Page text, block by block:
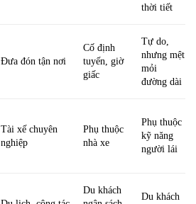
thời tiết
Đưa đón tận nơi
Cố định
tuyến, giờ
giấc
Tự do,
nhưng mệt
mỏi
đường dài
Tài xế chuyên
nghiệp
Phụ thuộc
nhà xe
Phụ thuộc
kỹ năng
người lái
Du khách
Du khách